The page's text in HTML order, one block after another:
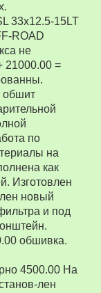
33x12.5-15LT
ROAD
не
21000.00 =
обшит
по
на
как
Изготовлен
новый
и под
обшивка.
4500.00 На
лен